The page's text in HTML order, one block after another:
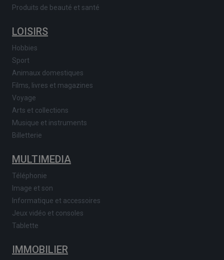
Produits de beauté et santé
LOISIRS
Hobbies
Sport
Animaux domestiques
Films, livres et magazines
Voyage
Arts et collections
Musique et instruments
Billetterie
MULTIMEDIA
Téléphonie
Image et son
Informatique et accessoires
Jeux vidéo et consoles
Tablette
IMMOBILIER